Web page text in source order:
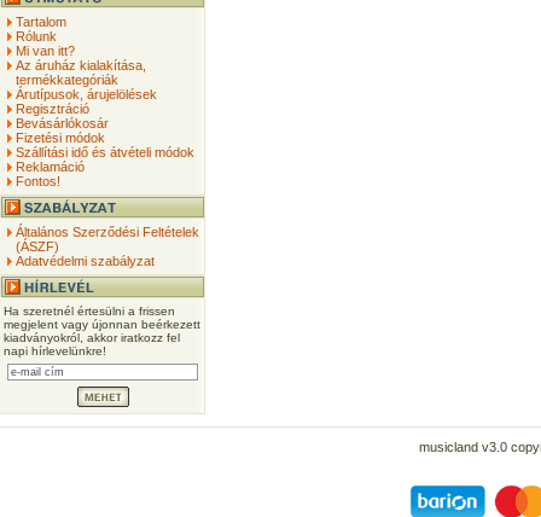
Tartalom
Rólunk
Mi van itt?
Az áruház kialakítása,
termékkategóriák
Árutípusok, árujelölések
Regisztráció
Bevásárlókosár
Fizetési módok
Szállítási idő és átvételi módok
Reklamáció
Fontos!
Általános Szerződési Feltételek
(ÁSZF)
Adatvédelmi szabályzat
Ha szeretnél értesülni a frissen
megjelent vagy újonnan beérkezett
kiadványokról, akkor iratkozz fel
napi hírlevelünkre!
musicland v3.0